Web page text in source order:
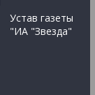
Устав газеты
"ИА "Звезда"